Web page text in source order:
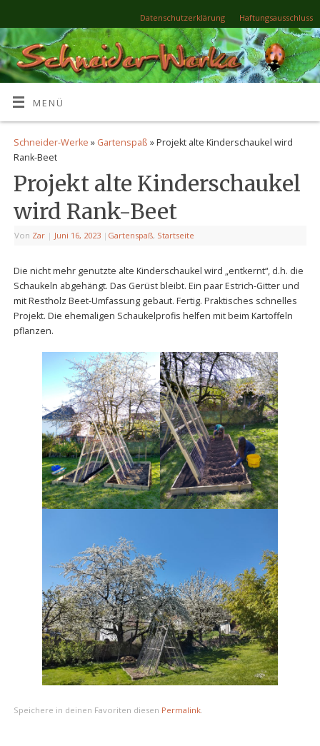
Datenschutzerklärung Haftungsausschluss
MENÜ
Schneider-Werke » Gartenspaß » Projekt alte Kinderschaukel wird
Rank-Beet
Projekt alte Kinderschaukel
wird Rank-Beet
Von Zar | Juni 16, 2023 | Gartenspaß, Startseite
Die nicht mehr genutzte alte Kinderschaukel wird „entkernt“, d.h. die
Schaukeln abgehängt. Das Gerüst bleibt. Ein paar Estrich-Gitter und
mit Restholz Beet-Umfassung gebaut. Fertig. Praktisches schnelles
Projekt. Die ehemaligen Schaukelprofis helfen mit beim Kartoffeln
pflanzen.
Speichere in deinen Favoriten diesen Permalink.